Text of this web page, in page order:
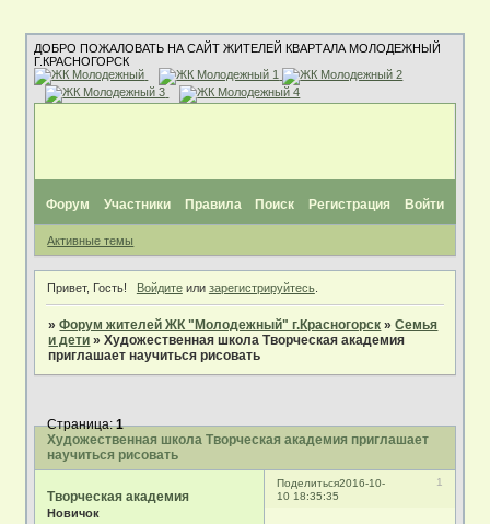
ДОБРО ПОЖАЛОВАТЬ НА САЙТ ЖИТЕЛЕЙ КВАРТАЛА МОЛОДЕЖНЫЙ
Г.КРАСНОГОРСК
Форум Участники Правила Поиск Регистрация Войти
Активные темы
Привет, Гость! Войдитеили зарегистрируйтесь.
»Форум жителей ЖК "Молодежный" г.Красногорск »Семья
и дети »Художественная школа Творческая академия
приглашает научиться рисовать
Художественная школа Творческая академия приглашает
научиться рисовать
Страница:1
Поделиться 1
2016-10-
10 18:35:35
Творческая академия
Новичок